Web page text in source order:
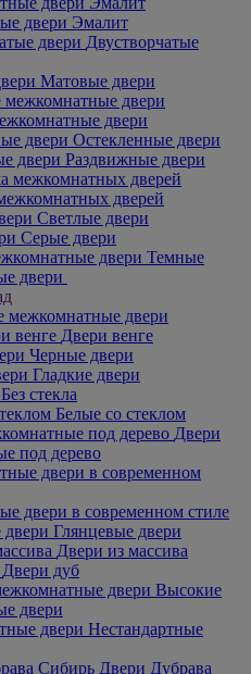
двери Эмалит
Двустворчатые
Матовые двери
двери
Остекленные двери
Раздвижные двери
дверей
Светлые двери
Серые двери
Темные
двери
межкомнатные двери
Двери венге
Черные двери
Гладкие двери
Без стекла
Белые со стеклом
Двери
под дерево
двери в современном стиле
Глянцевые двери
Двери из массива
Двери дуб
Высокие
двери
Нестандартные
Двери Дубрава